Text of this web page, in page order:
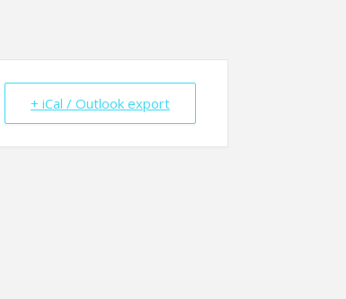
+ iCal / Outlook export